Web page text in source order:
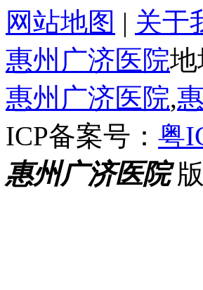
网站地图 | 关于
惠州广济医院
惠州广济医院,
ICP备案号： 粤
惠州广济医院